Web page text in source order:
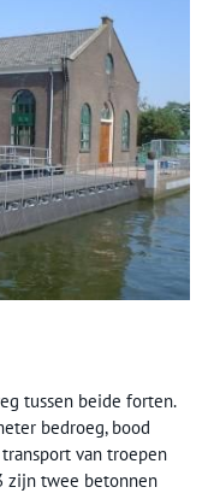
tussen beide forten.
bedroeg, bood
van troepen
zijn twee betonnen